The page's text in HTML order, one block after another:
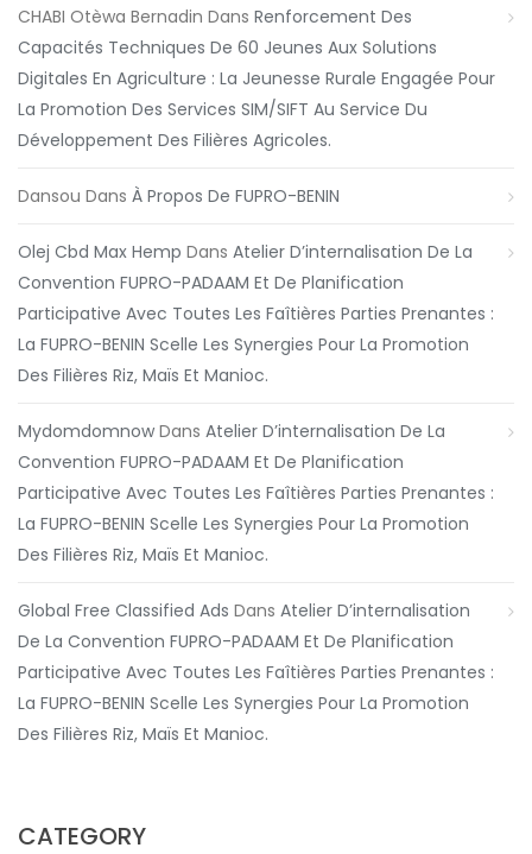
CHABI Otèwa Bernadin Dans Renforcement Des
Capacités Techniques De 60 Jeunes Aux Solutions
Digitales En Agriculture : La Jeunesse Rurale Engagée Pour
La Promotion Des Services SIM/SIFT Au Service Du
Développement Des Filières Agricoles.
Dansou Dans À Propos De FUPRO-BENIN
Olej Cbd Max Hemp Dans Atelier D’internalisation De La
Convention FUPRO-PADAAM Et De Planification
Participative Avec Toutes Les Faîtières Parties Prenantes :
La FUPRO-BENIN Scelle Les Synergies Pour La Promotion
Des Filières Riz, Maïs Et Manioc.
Mydomdomnow Dans Atelier D’internalisation De La
Convention FUPRO-PADAAM Et De Planification
Participative Avec Toutes Les Faîtières Parties Prenantes :
La FUPRO-BENIN Scelle Les Synergies Pour La Promotion
Des Filières Riz, Maïs Et Manioc.
Global Free Classified Ads Dans Atelier D’internalisation
De La Convention FUPRO-PADAAM Et De Planification
Participative Avec Toutes Les Faîtières Parties Prenantes :
La FUPRO-BENIN Scelle Les Synergies Pour La Promotion
Des Filières Riz, Maïs Et Manioc.
CATEGORY